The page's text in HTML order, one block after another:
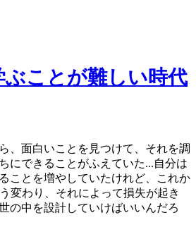
ぶことが難しい時代
、面白いことを見つけて、それを調
にできることがふえていた...自分は
ことを増やしていたけれど、これか
変わり、それによって損失が起き
の中を設計していけばいいんだろ